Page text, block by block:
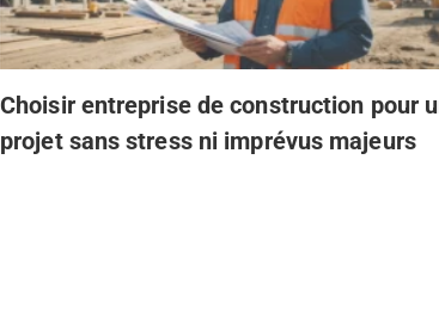
Choisir entreprise de construction pour un